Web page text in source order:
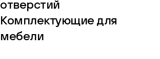
отверстий
Комплектующие для
мебели